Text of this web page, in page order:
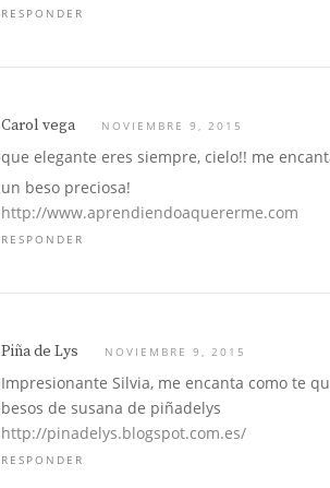
RESPONDER
Carol vega NOVIEMBRE 9, 2015
que elegante eres siempre, cielo!! me
un beso preciosa!
http://www.aprendiendoaquererme.com
RESPONDER
Piña de Lys NOVIEMBRE 9, 2015
Impresionante Silvia, me encanta como te
besos de susana de piñadelys
http://pinadelys.blogspot.com.es/
RESPONDER